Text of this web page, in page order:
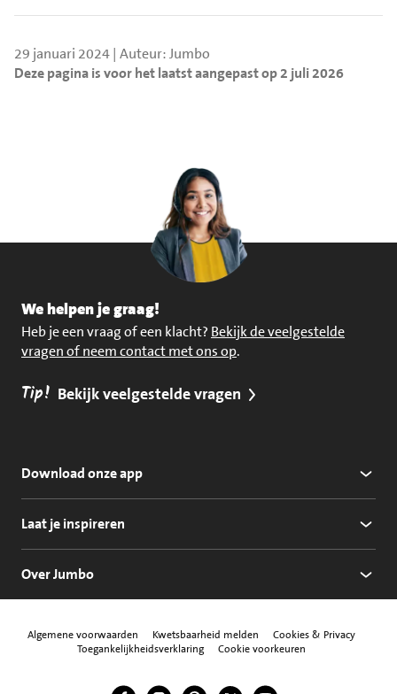
29 januari 2024 | Auteur: Jumbo
Deze pagina is voor het laatst aangepast op 2 juli 2026
We helpen je graag!
Heb je een vraag of een klacht? Bekijk de veelgestelde
vragen of neem contact met ons op.
Tip! Bekijk veelgestelde vragen
Download onze app
Laat je inspireren
Over Jumbo
Algemene voorwaarden Kwetsbaarheid melden
Cookies & Privacy
Toegankelijkheidsverklaring
Cookie voorkeuren